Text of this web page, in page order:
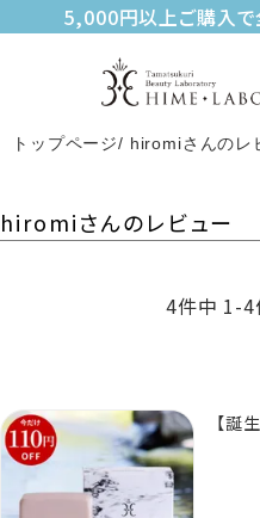
5,000円以上ご購入で
トップページ hiromiさんのレ
hiromiさんのレビュー
4件中 1-4
【誕